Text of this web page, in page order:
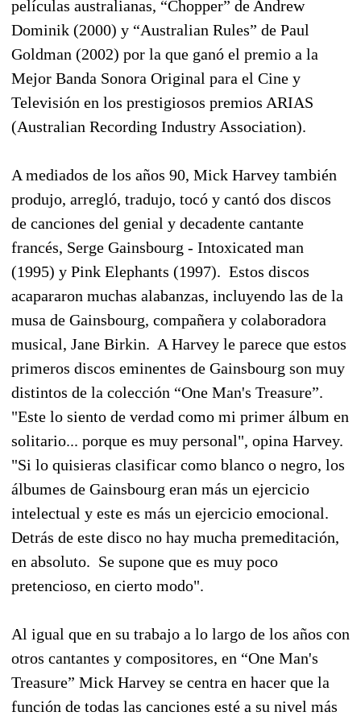
películas australianas, “Chopper” de Andrew
Dominik (2000) y “Australian Rules” de Paul
Goldman (2002) por la que ganó el premio a la
Mejor Banda Sonora Original para el Cine y
Televisión en los prestigiosos premios ARIAS
(Australian Recording Industry Association).
A mediados de los años 90, Mick Harvey también
produjo, arregló, tradujo, tocó y cantó dos discos
de canciones del genial y decadente cantante
francés, Serge Gainsbourg - Intoxicated man
(1995) y Pink Elephants (1997). Estos discos
acapararon muchas alabanzas, incluyendo las de la
musa de Gainsbourg, compañera y colaboradora
musical, Jane Birkin. A Harvey le parece que estos
primeros discos eminentes de Gainsbourg son muy
distintos de la colección “One Man's Treasure”.
"Este lo siento de verdad como mi primer álbum en
solitario... porque es muy personal", opina Harvey.
"Si lo quisieras clasificar como blanco o negro, los
álbumes de Gainsbourg eran más un ejercicio
intelectual y este es más un ejercicio emocional.
Detrás de este disco no hay mucha premeditación,
en absoluto. Se supone que es muy poco
pretencioso, en cierto modo".
Al igual que en su trabajo a lo largo de los años con
otros cantantes y compositores, en “One Man's
Treasure” Mick Harvey se centra en hacer que la
función de todas las canciones esté a su nivel más